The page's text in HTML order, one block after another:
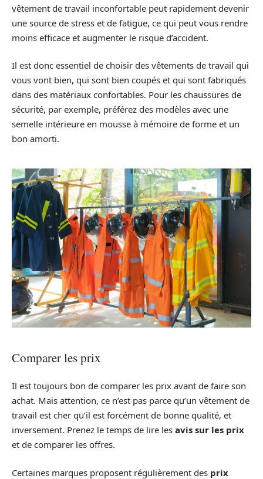
vêtement de travail inconfortable peut rapidement devenir
une source de stress et de fatigue, ce qui peut vous rendre
moins efficace et augmenter le risque d’accident.
Il est donc essentiel de choisir des vêtements de travail qui
vous vont bien, qui sont bien coupés et qui sont fabriqués
dans des matériaux confortables. Pour les chaussures de
sécurité, par exemple, préférez des modèles avec une
semelle intérieure en mousse à mémoire de forme et un
bon amorti.
Comparer les prix
Il est toujours bon de comparer les prix avant de faire son
achat. Mais attention, ce n’est pas parce qu’un vêtement de
travail est cher qu’il est forcément de bonne qualité, et
inversement. Prenez le temps de lire les avis sur les prix
et de comparer les offres.
Certaines marques proposent régulièrement des prix